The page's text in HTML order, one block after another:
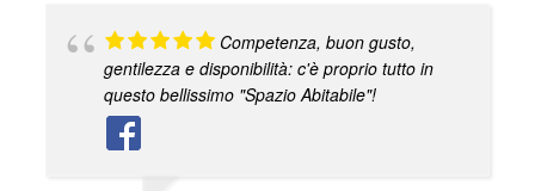
Competenza, buon gusto,
gentilezza e disponibilità: c'è proprio tutto in
questo bellissimo "Spazio Abitabile"!